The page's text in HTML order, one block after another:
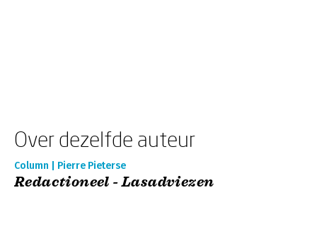
Over dezelfde auteur
Column | Pierre Pieterse
Redactioneel - Lasadviezen